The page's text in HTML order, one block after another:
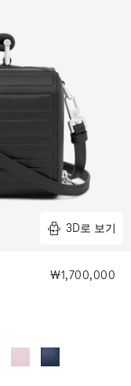
3D로 보기
₩1,700,000